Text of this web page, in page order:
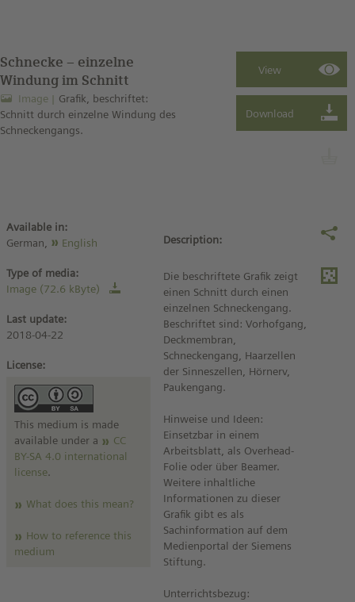
Schnecke – einzelne
Windung im Schnitt
Image
Grafik, beschriftet:
Schnitt durch einzelne Windung des
Schneckengangs.
Available in:
German,
English
Type of media:
Image (72.6 kByte)
Last update:
2018-04-22
License:
This medium is made
available under a
CC
BY-SA 4.0 international
license.
What does this mean?
How to reference this
medium
Description:
Die beschriftete Grafik zeigt
einen Schnitt durch einen
einzelnen Schneckengang.
Beschriftet sind: Vorhofgang,
Deckmembran,
Schneckengang, Haarzellen
der Sinneszellen, Hörnerv,
Paukengang.
Hinweise und Ideen:
Einsetzbar in einem
Arbeitsblatt, als Overhead-
Folie oder über Beamer.
Weitere inhaltliche
Informationen zu dieser
Grafik gibt es als
Sachinformation auf dem
Medienportal der Siemens
Stiftung.
Unterrichtsbezug: